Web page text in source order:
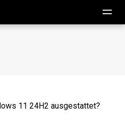
11 24H2 ausgestattet?